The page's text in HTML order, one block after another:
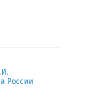
России